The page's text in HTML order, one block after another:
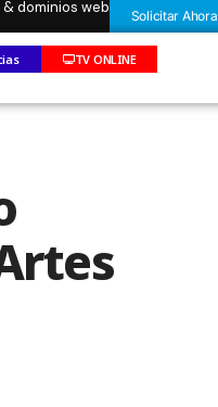
dominios web Solicitar Ahora
TV ONLINE